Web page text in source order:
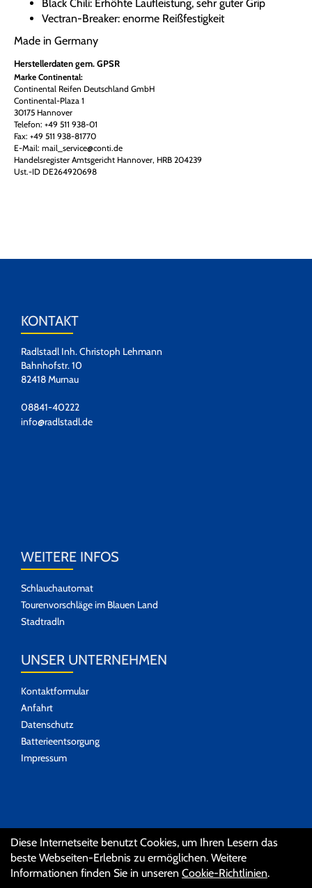
Black Chili: Erhöhte Laufleistung, sehr guter Grip
Vectran-Breaker: enorme Reißfestigkeit
Made in Germany
Herstellerdaten gem. GPSR
Marke Continental:
Continental Reifen Deutschland GmbH
Continental-Plaza 1
30175 Hannover
Telefon: +49 511 938-01
Fax: +49 511 938-81770
E-Mail: mail_service@conti.de
Handelsregister Amtsgericht Hannover, HRB 204239
Ust.-ID DE264920698
KONTAKT
Radlstadl Inh. Christoph Lehmann
Bahnhofstr. 10
82418 Murnau
08841-40222
info@radlstadl.de
WEITERE INFOS
Schlauchautomat
Tourenvorschläge im Blauen Land
Stadtradln
UNSER UNTERNEHMEN
Kontaktformular
Anfahrt
Datenschutz
Batterieentsorgung
Impressum
SOZIALE MEDIEN
Diese Internetseite benutzt Cookies, um Ihren Lesern das
beste Webseiten-Erlebnis zu ermöglichen. Weitere
Informationen finden Sie in unseren Cookie-Richtlinien.